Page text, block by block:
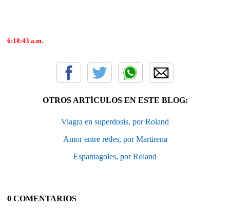
6:18:43 a.m.
OTROS ARTÍCULOS EN ESTE BLOG:
Viagra en superdosis, por Roland
Amor entre redes, por Martirena
Espantagoles, por Roland
0 COMENTARIOS